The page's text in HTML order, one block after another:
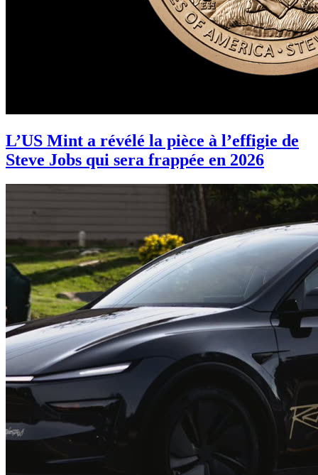
L’US Mint a révélé la pièce à l’effigie de
Steve Jobs qui sera frappée en 2026